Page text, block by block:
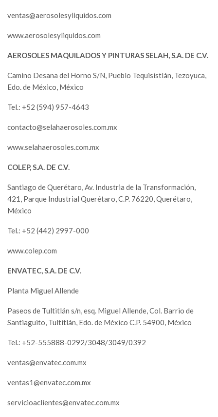
ventas@aerosolesyliquidos.com
www.aerosolesyliquidos.com
AEROSOLES MAQUILADOS Y PINTURAS SELAH, S.A. DE C.V.
Camino Desana del Horno S/N, Pueblo Tequisistlán, Tezoyuca,
Edo. de México, México
Tel.: +52 (594) 957-4643
contacto@selahaerosoles.com.mx
www.selahaerosoles.com.mx
COLEP, S.A. DE C.V.
Santiago de Querétaro, Av. Industria de la Transformación,
421, Parque Industrial Querétaro, C.P. 76220, Querétaro,
México
Tel.: +52 (442) 2997-000
www.colep.com
ENVATEC, S.A. DE C.V.
Planta Miguel Allende
Paseos de Tultitlán s/n, esq. Miguel Allende, Col. Barrio de
Santiaguito, Tultitlán, Edo. de México C.P. 54900, México
Tel.: +52-555888-0292/3048/3049/0392
ventas@envatec.com.mx
ventas1@envatec.com.mx
servicioaclientes@envatec.com.mx